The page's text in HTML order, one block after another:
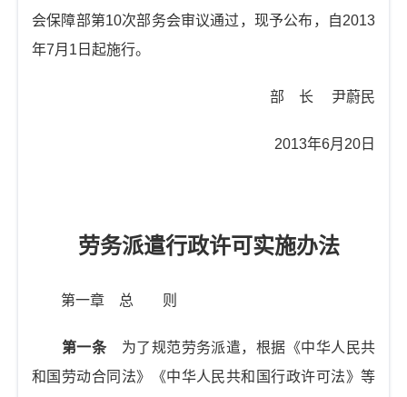
会保障部第10次部务会审议通过，现予公布，自2013
年7月1日起施行。
部 长 尹蔚民
2013年6月20日
劳务派遣行政许可实施办法
第一章 总 则
第一条为了规范劳务派遣，根据《中华人民共
和国劳动合同法》《中华人民共和国行政许可法》等